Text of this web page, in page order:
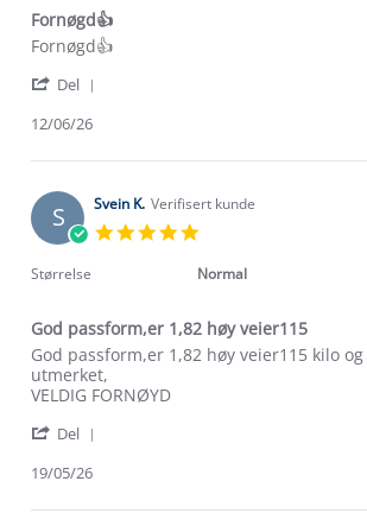
Fornøgd👍
Review
Johannes
on
Jun
review
Fornøgd
Fornøgd👍
Del
Johannes
on
12
Jun
12/06/26
S Svein K. Verifisert kunde
rating
Størrelse Normal
God passform,er 1,82 høy veier115
Review
by
Svein
on
May
review
stating
God
1,82
veier115
God passform,er 1,82 høy veier115 kilo
utmerket,
VELDIG FORNØYD
Del
Svein
19/05/26
Om Stormberg